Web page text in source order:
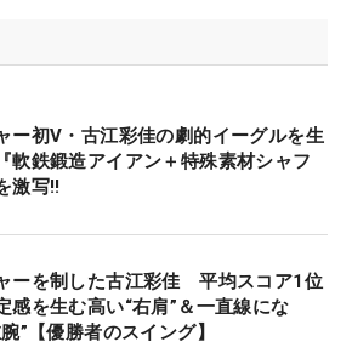
ー初V・古江彩佳の劇的イーグルを生
軟鉄鍛造アイアン＋特殊素材シャフ
激写‼
ーを制した古江彩佳 平均スコア1位
感を生む高い“右肩”＆一直線にな
”【優勝者のスイング】